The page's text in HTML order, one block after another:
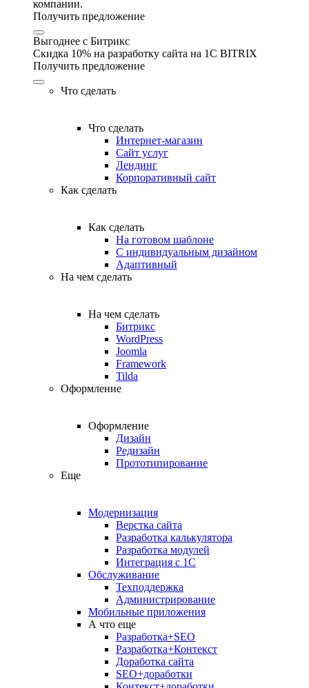
компании.
Получить предложение
Выгоднее с Битрикс
Скидка 10% на разработку сайта на 1C BITRIX
Получить предложение
Что сделать
Что сделать
Интернет-магазин
Сайт услуг
Лендинг
Корпоративный сайт
Как сделать
Как сделать
На готовом шаблоне
С индивидуальным дизайном
Адаптивный
На чем сделать
На чем сделать
Битрикс
WordPress
Joomla
Framework
Tilda
Оформление
Оформление
Дизайн
Редизайн
Прототипирование
Еще
Модернизация
Верстка сайта
Разработка калькулятора
Разработка модулей
Интеграция с 1С
Обслуживание
Техподдержка
Администрирование
Мобильные приложения
А что еще
Разработка+SEO
Разработка+Контекст
Доработка сайта
SEO+доработки